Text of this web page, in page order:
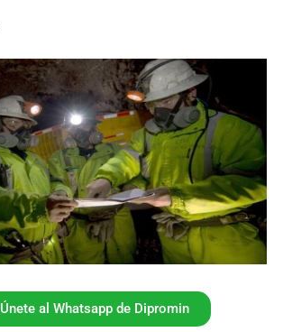
Únete al Whatsapp de Dipromin